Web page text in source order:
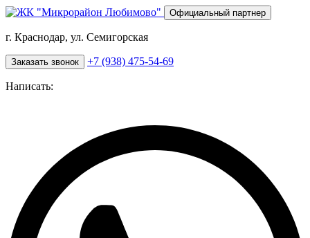
Перейти
основному
Официальный партнер
г. Краснодар, ул. Семигорская
Заказать звонок +7 (938) 475-54-69
Написать: